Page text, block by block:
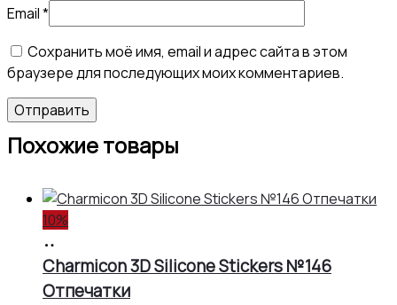
Email*
Сохранить моё имя, email и адрес сайта в этом
браузере для последующих моих комментариев.
Похожие товары
10%
корзину
Charmicon 3D Silicone Stickers №146
Отпечатки